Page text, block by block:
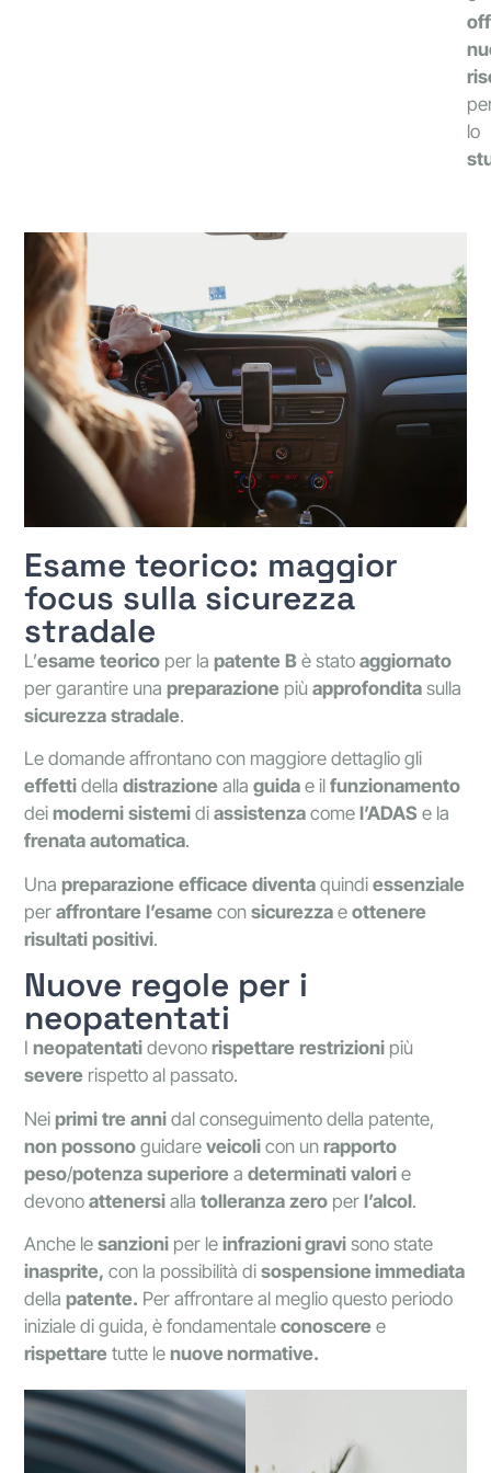
lo
Esame teorico: maggior
focus sulla sicurezza
stradale
L’esame teorico per lapatente B è statoaggiornato
per garantire unapreparazione piùapprofondita sulla
sicurezza stradale.
Le domande affrontano con maggiore dettaglio gli
effetti delladistrazione allaguida e ilfunzionamento
deimoderni sistemi diassistenza come l’ADAS e la
frenata automatica.
Unapreparazione efficace diventa quindiessenziale
peraffrontare l’esame consicurezza eottenere
risultati positivi.
Nuove regole per i
neopatentati
Ineopatentati devonorispettare restrizioni più
severe rispetto al passato.
Neiprimi tre anni dal conseguimento della patente,
non possono guidareveicoli con unrapporto
peso/potenza superiore adeterminati valori e
devonoattenersi allatolleranza zero perl’alcol.
Anche lesanzioni per leinfrazioni gravi sono state
inasprite, con la possibilità disospensione immediata
dellapatente. Per affrontare al meglio questo periodo
iniziale di guida, è fondamentaleconoscere e
rispettare tutte lenuove normative.